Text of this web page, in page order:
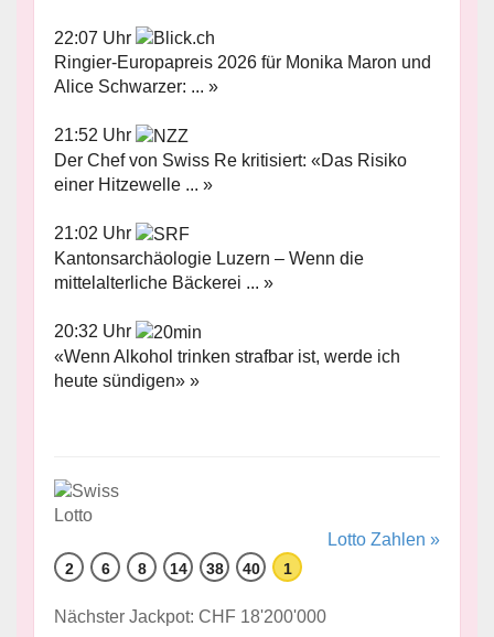
22:07 Uhr
Ringier-Europapreis 2026 für Monika Maron und
Alice Schwarzer: ... »
21:52 Uhr
Der Chef von Swiss Re kritisiert: «Das Risiko
einer Hitzewelle ... »
21:02 Uhr
Kantonsarchäologie Luzern – Wenn die
mittelalterliche Bäckerei ... »
20:32 Uhr
«Wenn Alkohol trinken strafbar ist, werde ich
heute sündigen» »
Lotto Zahlen »
2 6 8 14 38 40 1
Nächster Jackpot: CHF 18'200'000